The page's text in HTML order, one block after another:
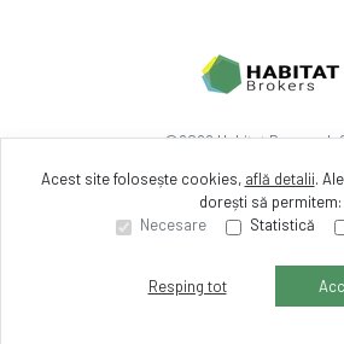
©2026Habitat Research
Site creat în
Acest site folosește cookies, află detalii.
dorești să permitem:
Necesare
Statistică
Resping tot